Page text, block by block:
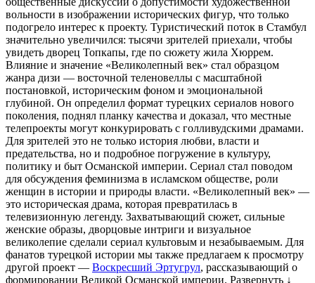
вольности в изображении исторических фигур, что только
подогрело интерес к проекту. Туристический поток в Стамбул
значительно увеличился: тысячи зрителей приехали, чтобы
увидеть дворец Топкапы, где по сюжету жила Хюррем.
Влияние и значение «Великолепный век» стал образцом
жанра дизи — восточной теленовеллы с масштабной
постановкой, историческим фоном и эмоциональной
глубиной. Он определил формат турецких сериалов нового
поколения, поднял планку качества и доказал, что местные
телепроекты могут конкурировать с голливудскими драмами.
Для зрителей это не только история любви, власти и
предательства, но и подробное погружение в культуру,
политику и быт Османской империи. Сериал стал поводом
для обсуждения феминизма в исламском обществе, роли
женщин в истории и природы власти. «Великолепный век» —
это историческая драма, которая превратилась в
телевизионную легенду. Захватывающий сюжет, сильные
женские образы, дворцовые интриги и визуальное
великолепие сделали сериал культовым и незабываемым. Для
фанатов турецкой истории мы также предлагаем к просмотру
другой проект — Воскресший Эртугрул, рассказывающий о
формировании Великой Османской империи. Развернуть ↓